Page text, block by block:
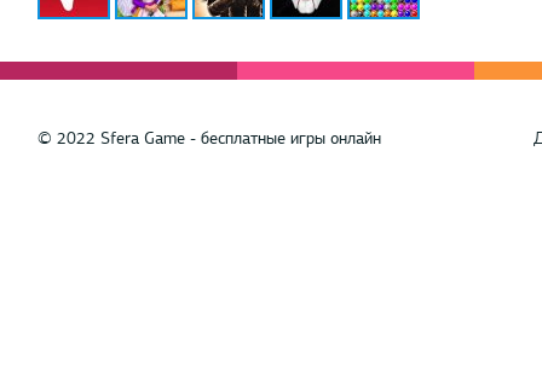
© 2022 Sfera Game - бесплатные игры онлайн